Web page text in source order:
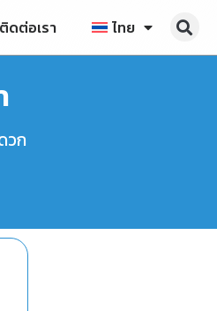
ติดต่อเรา ไทย
วก